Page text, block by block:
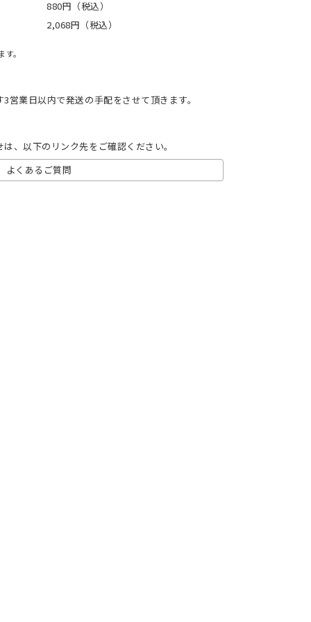
880円（税込）
2,068円（税込）
。
営業日以内で発送の手配をさせて頂きます。
、以下のリンク先をご確認ください。
よくあるご質問